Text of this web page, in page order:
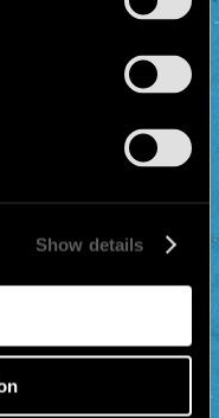
Show details
volen
un jardí:
espai de
popular i